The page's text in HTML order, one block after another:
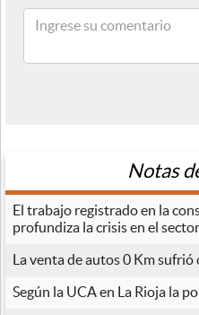
Notas
El trabajo registrado en la
profundiza la crisis en el sector
La venta de autos 0 Km
Según la UCA en La Rioja la